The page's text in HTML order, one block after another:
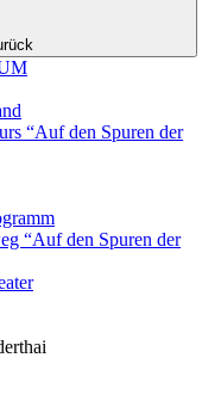
“Auf den Spuren der
“Auf den Spuren der